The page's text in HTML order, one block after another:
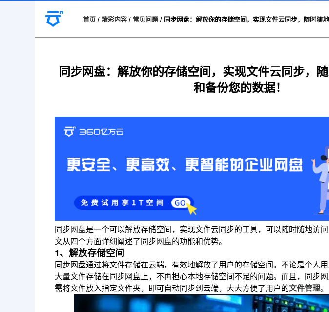
首页 / 精彩内容 / 常见问题 / 同步网盘：解放你的存储空间，实现文件云同步，随时随
同步网盘：解放你的存储空间，实现文件云同步，
和备份您的数据！
同步网盘是一个可以解放存储空间，实现文件云同步的工具，可以随时随地访
文从四个方面详细阐述了同步网盘的功能和优势。
1、解放存储空间
同步网盘通过将文件存储在云端，有效地解放了用户的存储空间。不论是个人
大量文件存储在同步网盘上，不再担心本地存储空间不足的问题。而且，同步
需将文件放入指定文件夹，即可自动同步到云端，大大方便了用户的文件管理。